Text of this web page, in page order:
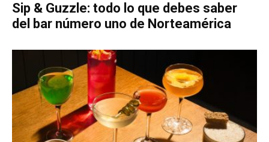
Sip & Guzzle: todo lo que debes saber
del bar número uno de Norteamérica